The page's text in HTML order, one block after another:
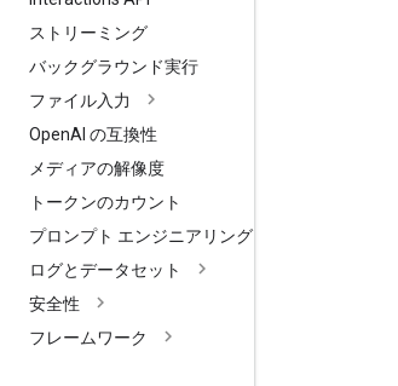
ストリーミング
バックグラウンド実行
ファイル入力
OpenAI の互換性
メディアの解像度
トークンのカウント
プロンプト エンジニアリング
ログとデータセット
安全性
フレームワーク